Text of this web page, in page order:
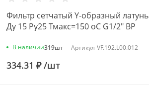
Фильтр сетчатый Y-образный латунь
Ду 15 Ру25 Тмакс=150 oC G1/2" ВР
VF.192.L00.012
В наличии319шт Артикул VF.192.L00.012
334.31 ₽/шт